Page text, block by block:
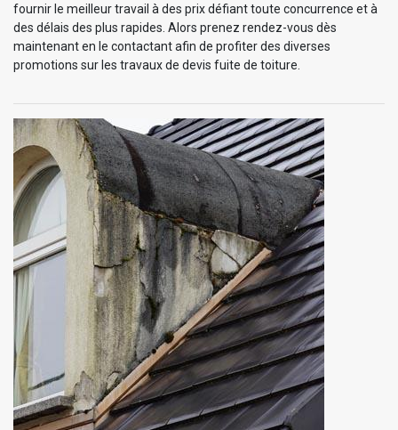
fournir le meilleur travail à des prix défiant toute concurrence et à
des délais des plus rapides. Alors prenez rendez-vous dès
maintenant en le contactant afin de profiter des diverses
promotions sur les travaux de devis fuite de toiture.